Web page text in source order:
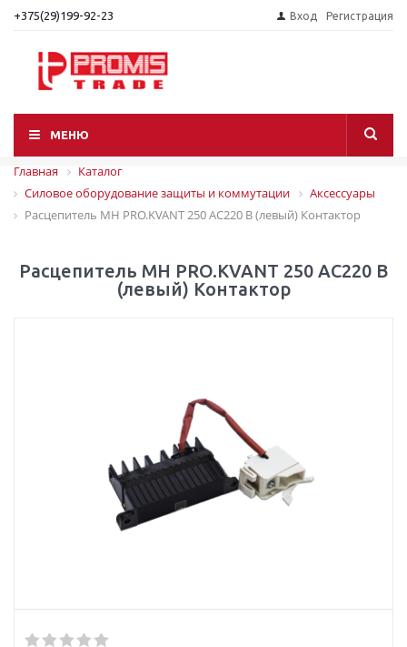
+375(29)199-92-23 Вход Регистрация
МЕНЮ
Главная
Каталог
Силовое оборудование защиты и коммутации
Аксессуары
Расцепитель МН PRO.KVANT 250 AC220 В (левый) Контактор
Расцепитель МН PRO.KVANT 250 AC220 В
(левый) Контактор